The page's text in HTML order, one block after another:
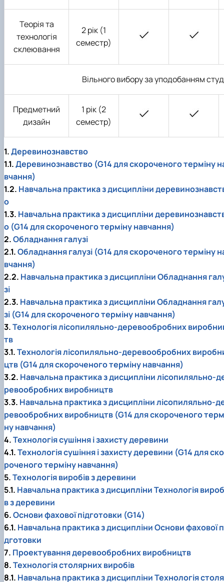
Теорія та
технологія
склеювання
2 рік (1
семестр)
Вільного вибору за уподобанням
Предметний
дизайн
1 рік (2
семестр)
1.Деревинознавство
1.1.Деревинознавство (G14 для скороченого терміну
вчання)
1.2. Навчальна практика з дисципліни
о
1.3. Навчальна практика з дисципліни
о (G14 для скороченого терміну навчання)
2.Обладнання галузі
2.1.Обладнання галузі (G14 для скороченого терміну
вчання)
2.2. Навчальна практика з дисципліни Обладнання
зі
2.3. Навчальна практика з дисципліни Обладнання
зі (G14 для скороченого терміну навчання)
3.Технологія лісопиляльно-деревообробних
тв
3.1.Технологія лісопиляльно-деревообробних
цтв (G14 для скороченого терміну навчання)
3.2. Навчальна практика з дисципліни лісопиляльно-
ревообробних виробництв
3.3. Навчальна практика з дисципліни лісопиляльно-
ревообробних виробництв (G14 для скороченого
ну навчання)
4.Технологія сушіння і захисту деревини
4.1.Технологія сушіння і захисту деревини (G14 для ско
роченого терміну навчання)
5.Технологія виробів з деревини
5.1. Навчальна практика з дисципліни Технологія
в з деревини
6.Основи фахової підготовки (G14)
6.1. Навчальна практика з дисципліни Основи фахової
дготовки
7. Проектування деревообробних виробництв
8.Технологія столярних виробів
8.1. Навчальна практика з дисципліни Технологія столя